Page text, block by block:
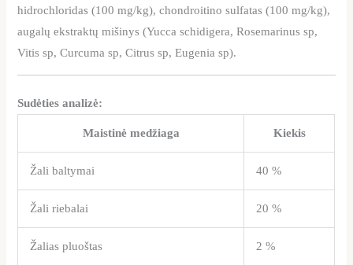
hidrochloridas (100 mg/kg), chondroitino sulfatas (100 mg/kg),
augalų ekstraktų mišinys (Yucca schidigera, Rosemarinus sp,
Vitis sp, Curcuma sp, Citrus sp, Eugenia sp).
Sudėties analizė:
Maistinė medžiaga Kiekis
Žali baltymai 40 %
Žali riebalai 20 %
Žalias pluoštas 2 %